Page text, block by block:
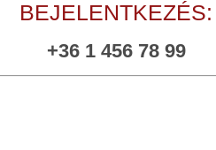
BEJELENTKEZÉS:
+36 1 456 78 99